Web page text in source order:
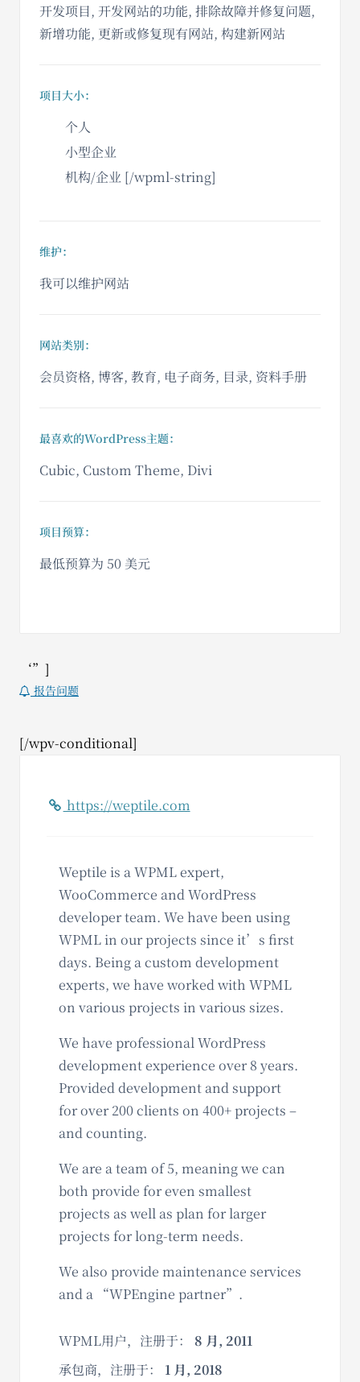
开发项目, 开发网站的功能, 排除故障并修复问题,
新增功能, 更新或修复现有网站, 构建新网站
项目大小：
个人
小型企业
机构/企业 [/wpml-string]
维护：
我可以维护网站
网站类别：
会员资格, 博客, 教育, 电子商务, 目录, 资料手册
最喜欢的WordPress主题：
Cubic, Custom Theme, Divi
项目预算：
最低预算为 50 美元
‘”]
报告问题
[/wpv-conditional]
https://weptile.com
Weptile is a WPML expert,
WooCommerce and WordPress
developer team. We have been using
WPML in our projects since it’s first
days. Being a custom development
experts, we have worked with WPML
on various projects in various sizes.
We have professional WordPress
development experience over 8 years.
Provided development and support
for over 200 clients on 400+ projects –
and counting.
We are a team of 5, meaning we can
both provide for even smallest
projects as well as plan for larger
projects for long-term needs.
We also provide maintenance services
and a “WPEngine partner”.
WPML用户，注册于： 8 月, 2011
承包商，注册于： 1 月, 2018